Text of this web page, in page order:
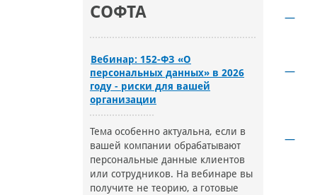
СОФТА
Вебинар: 152-ФЗ «О
персональных данных» в 2026
году - риски для вашей
организации
Тема особенно актуальна, если в
вашей компании обрабатывают
персональные данные клиентов
или сотрудников. На вебинаре вы
получите не теорию, а готовые